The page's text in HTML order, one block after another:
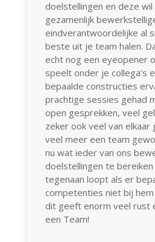
doelstellingen en deze
gezamenlijk
eindverantwoordelijke al
beste uit je team halen.
echt nog een eyeopener
speelt onder je collega’s
bepaalde constructies
prachtige sessies gehad
open gesprekken, veel
zeker ook veel van elkaar
veel meer een team
nu wat ieder van ons
doelstellingen te
tegenaan loopt als er
competenties niet bij
dit geeft enorm veel rust
een Team!